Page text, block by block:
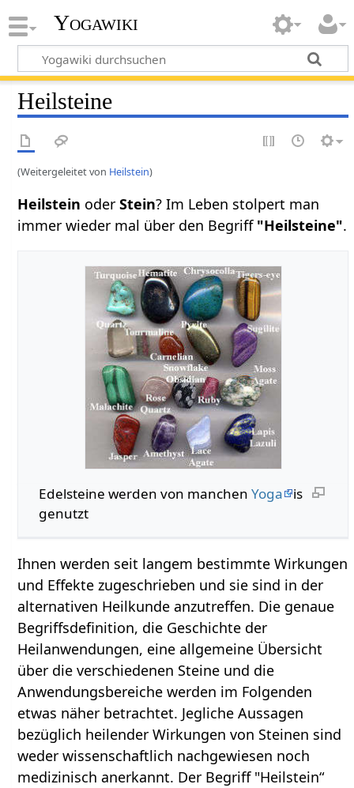
Yogawiki
Heilsteine
(Weitergeleitet von Heilstein)
Heilstein oderStein? Im Leben stolpert man
immer wieder mal über den Begriff "Heilsteine".
Edelsteine werden von manchen Yoga
is
genutzt
Ihnen werden seit langem bestimmte Wirkungen
und Effekte zugeschrieben und sie sind in der
alternativen Heilkunde anzutreffen. Die genaue
Begriffsdefinition, die Geschichte der
Heilanwendungen, eine allgemeine Übersicht
über die verschiedenen Steine und die
Anwendungsbereiche werden im Folgenden
etwas näher betrachtet. Jegliche Aussagen
bezüglich heilender Wirkungen von Steinen sind
weder wissenschaftlich nachgewiesen noch
medizinisch anerkannt. Der Begriff "Heilstein“